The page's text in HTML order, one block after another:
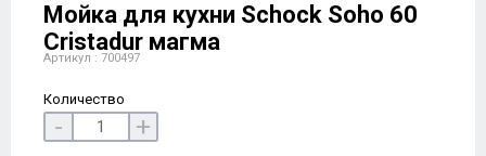
Мойка для кухни Schock Soho 60
Cristadur магма
Артикул : 700497
Количество
- +